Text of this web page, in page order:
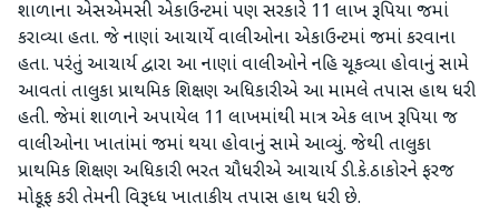
શાળાના એસએમસી એકાઉન્ટમાં પણ સરકારે 11 લાખ રૂપિયા જમાં
કરાવ્યા હતા. જે નાણાં આચાર્યે વાલીઓના એકાઉન્ટમાં જમાં કરવાના
હતા. પરંતું આચાર્ય દ્વારા આ નાણાં વાલીઓને નહિ ચૂકવ્યા હોવાનું સામે
આવતાં તાલુકા પ્રાથમિક શિક્ષણ અધિકારીએ આ મામલે તપાસ હાથ ધરી
હતી. જેમાં શાળાને અપાયેલ 11 લાખમાંથી માત્ર એક લાખ રૂપિયા જ
વાલીઓના ખાતાંમાં જમાં થયા હોવાનું સામે આવ્યું. જેથી તાલુકા
પ્રાથમિક શિક્ષણ અધિકારી ભરત ચૌધરીએ આચાર્ય ડી.કે.ઠાકોરને ફરજ
મોકૂફ કરી તેમની વિરૂધ્ધ ખાતાકીય તપાસ હાથ ધરી છે.